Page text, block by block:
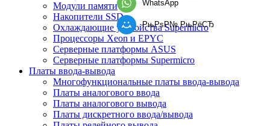
Модули памяти
Накопители SSD
Охлаждающие устройства Supermicro
Процессоры Xeon и EPYC
Серверные платформы ASUS
Серверные платформы Supermicro
Платы ввода-вывода
Многофункциональные платы ввода-вывода
Платы аналогового ввода
Платы аналогового вывода
Платы дискретного ввода/вывода
WhatsApp
РњРѕР№ РњРёСЂ